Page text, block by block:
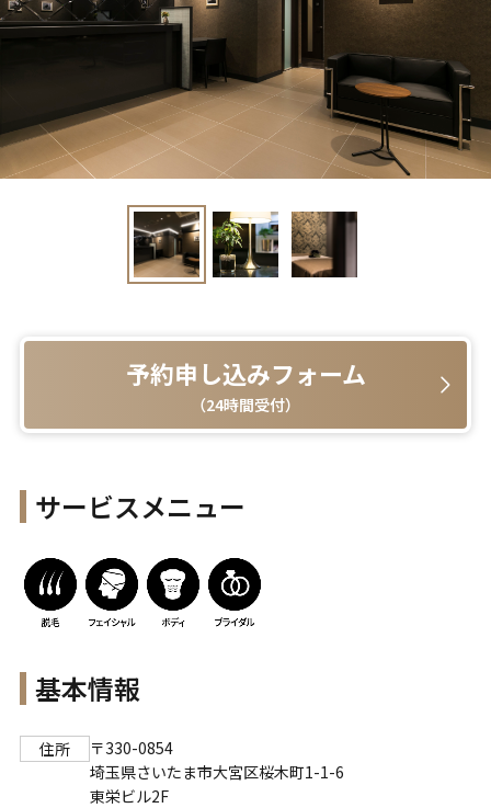
予約申し込みフォーム
（24時間受付）
サービスメニュー
基本情報
住所
〒330-0854
埼玉県さいたま市大宮区桜木町1-1-6
東栄ビル2F